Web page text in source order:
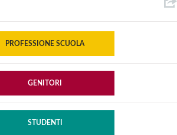
PROFESSIONE SCUOLA
GENITORI
STUDENTI